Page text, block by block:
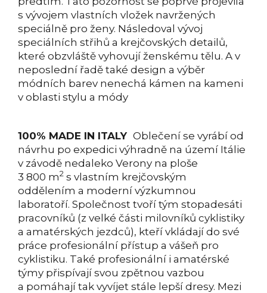
s vývojem vlastních vložek navržených
speciálně pro ženy. Následoval vývoj
speciálních střihů a krejčovských detailů,
které obzvláště vyhovují ženskému tělu. A v
neposlední řadě také design a výběr
módních barev nenechá kámen na kameni
v oblasti stylu a módy
100% MADE IN ITALY Oblečení se vyrábí od
návrhu po expedici výhradně na území Itálie
v závodě nedaleko Verony na ploše
3 800 m2 s vlastním krejčovským
oddělením a moderní výzkumnou
laboratoří. Společnost tvoří tým stopadesáti
pracovníků (z velké části milovníků cyklistiky
a amatérských jezdců), kteří vkládají do své
práce profesionální přístup a vášeň pro
cyklistiku. Také profesionální i amatérské
týmy přispívají svou zpětnou vazbou
a pomáhají tak vyvíjet stále lepší dresy. Mezi